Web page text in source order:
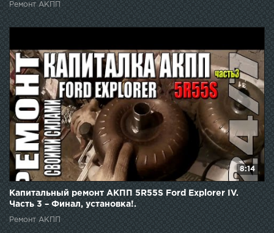
Ремонт АКПП
8:14
Капитальный ремонт АКПП 5R55S Ford Explorer IV.
Часть 3 – Финал, установка!.
Ремонт АКПП